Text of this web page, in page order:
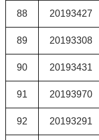
88 20193427
89 20193308
90 20193431
91 20193970
92 20193291